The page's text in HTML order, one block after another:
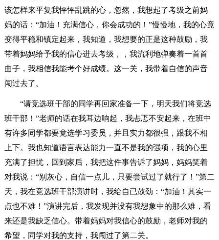
该怎样来平复我怦怦乱跳的心，忽然，我想起了考级之前妈
妈的话：“加油！充满信心，你会成功的！”慢慢地，我的心竟
变得平稳和镇定起来，我知道，我想要的正是这种鼓励，我
带着妈妈给予我的信心进去考级，，我流利地弹奏着一首首
曲子，我相信我能考个好成绩。这一关，我带着自信的声音
闯过去了。
“请竞选班干部的同学再回家准备一下，明天我们将竞选
班干部！”老师的话在我耳边响起，我忐忑不安起来，在班中
有许多同学都要竟选学习委员，并且实力都很强，跟我不相
上下。我也知道语言表达能力一直不是我的强项，我的心里
充满了担忧，回到家后，我把这件事告诉了妈妈，妈妈笑着
对我说：“别灰心，自信一点儿，只要尝试过了就行了！”第二
天，我在竞选班干部演讲时，我给自已鼓劲：“加油！其实一
点也不难！”演讲完后，我发现并没有我想象中的那么难，看
来还是我缺乏信心。带着妈妈对我信心的鼓励，老师对我的
希望，同学对我的支持，我闯过了第二关。